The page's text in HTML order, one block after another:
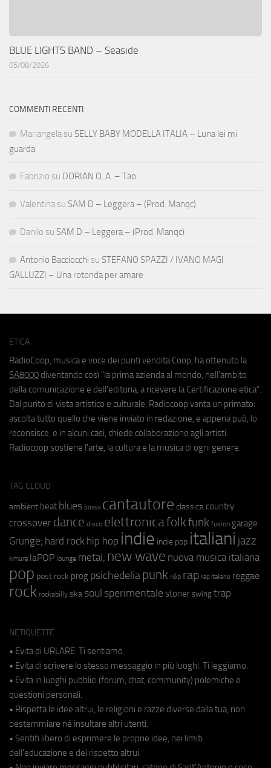
BLUE LIGHTS BAND – Seaside
05/08/2026
COMMENTI RECENTI
Mariangela su SELLY BABY MODELLA ITALIA – Luna lei mi
guarda
Fabrizio su DORIAN O. A. – Tao
Valentina su SAM D – Leggera – (Prod. Manqc)
Danilo su SAM D – Leggera – (Prod. Manqc)
Antonio Bacciocchi su STEFANO SPAZZI / IVANO MAGI
GALLUZZI – Una rotonda per amare
ETICA
RadioCoop, musica e voce dei punti vendita Coop, ha ottenuto la
SA8000 diventando così "la prima azienda al mondo, nell'ambito
della comunicazione e dell'editoria, a ricevere la Certificazione etica".
Dal punto di vista artistico e culturale, Radiocoop vanta un primato:
ascolta tutto quello che viene inviato in redazione, e appena può, lo
recensisce, e in alcuni casi, chiede collaborazione agli artisti.
Radiocoop sostiene l'arte, la cultura e la musica di ogni genere.
TAG CLOUD
ambient beat blues bossa cantautore classica country
crossover dance disco elettronicafolkfunk fusion garage
Grunge; hard rock hip hop indie indie pop italiani jazz
kimura laPOP lounge metal; new wave nuova musica italiana
pop post rock prog psichedeliapunk r&b rap rap italiano reggae
rock rockabilly ska soul sperimentale stoner swing trap
NETIQUETTE
• Evita di URLARE. Ti sentiamo.
• Evita di scrivere lo stesso messaggio in più luoghi. Ti leggiamo.
• Evita in luoghi pubblici (forum, chat, community) polemiche e
questioni personali.
• Rispetta le idee altrui, le religioni e razze diverse dalla tua, non
bestemmiare né insultare altri utenti.
• Sentiti libero di esprimere le proprie idee, nei limiti
dell'educazione e del rispetto altrui.